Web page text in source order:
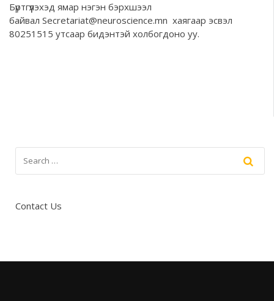
Бүртгүүлэхэд ямар нэгэн бэрхшээл
байвал Secretariat@neuroscience.mn хаягаар эсвэл
80251515 утсаар бидэнтэй холбогдоно уу.
Contact Us